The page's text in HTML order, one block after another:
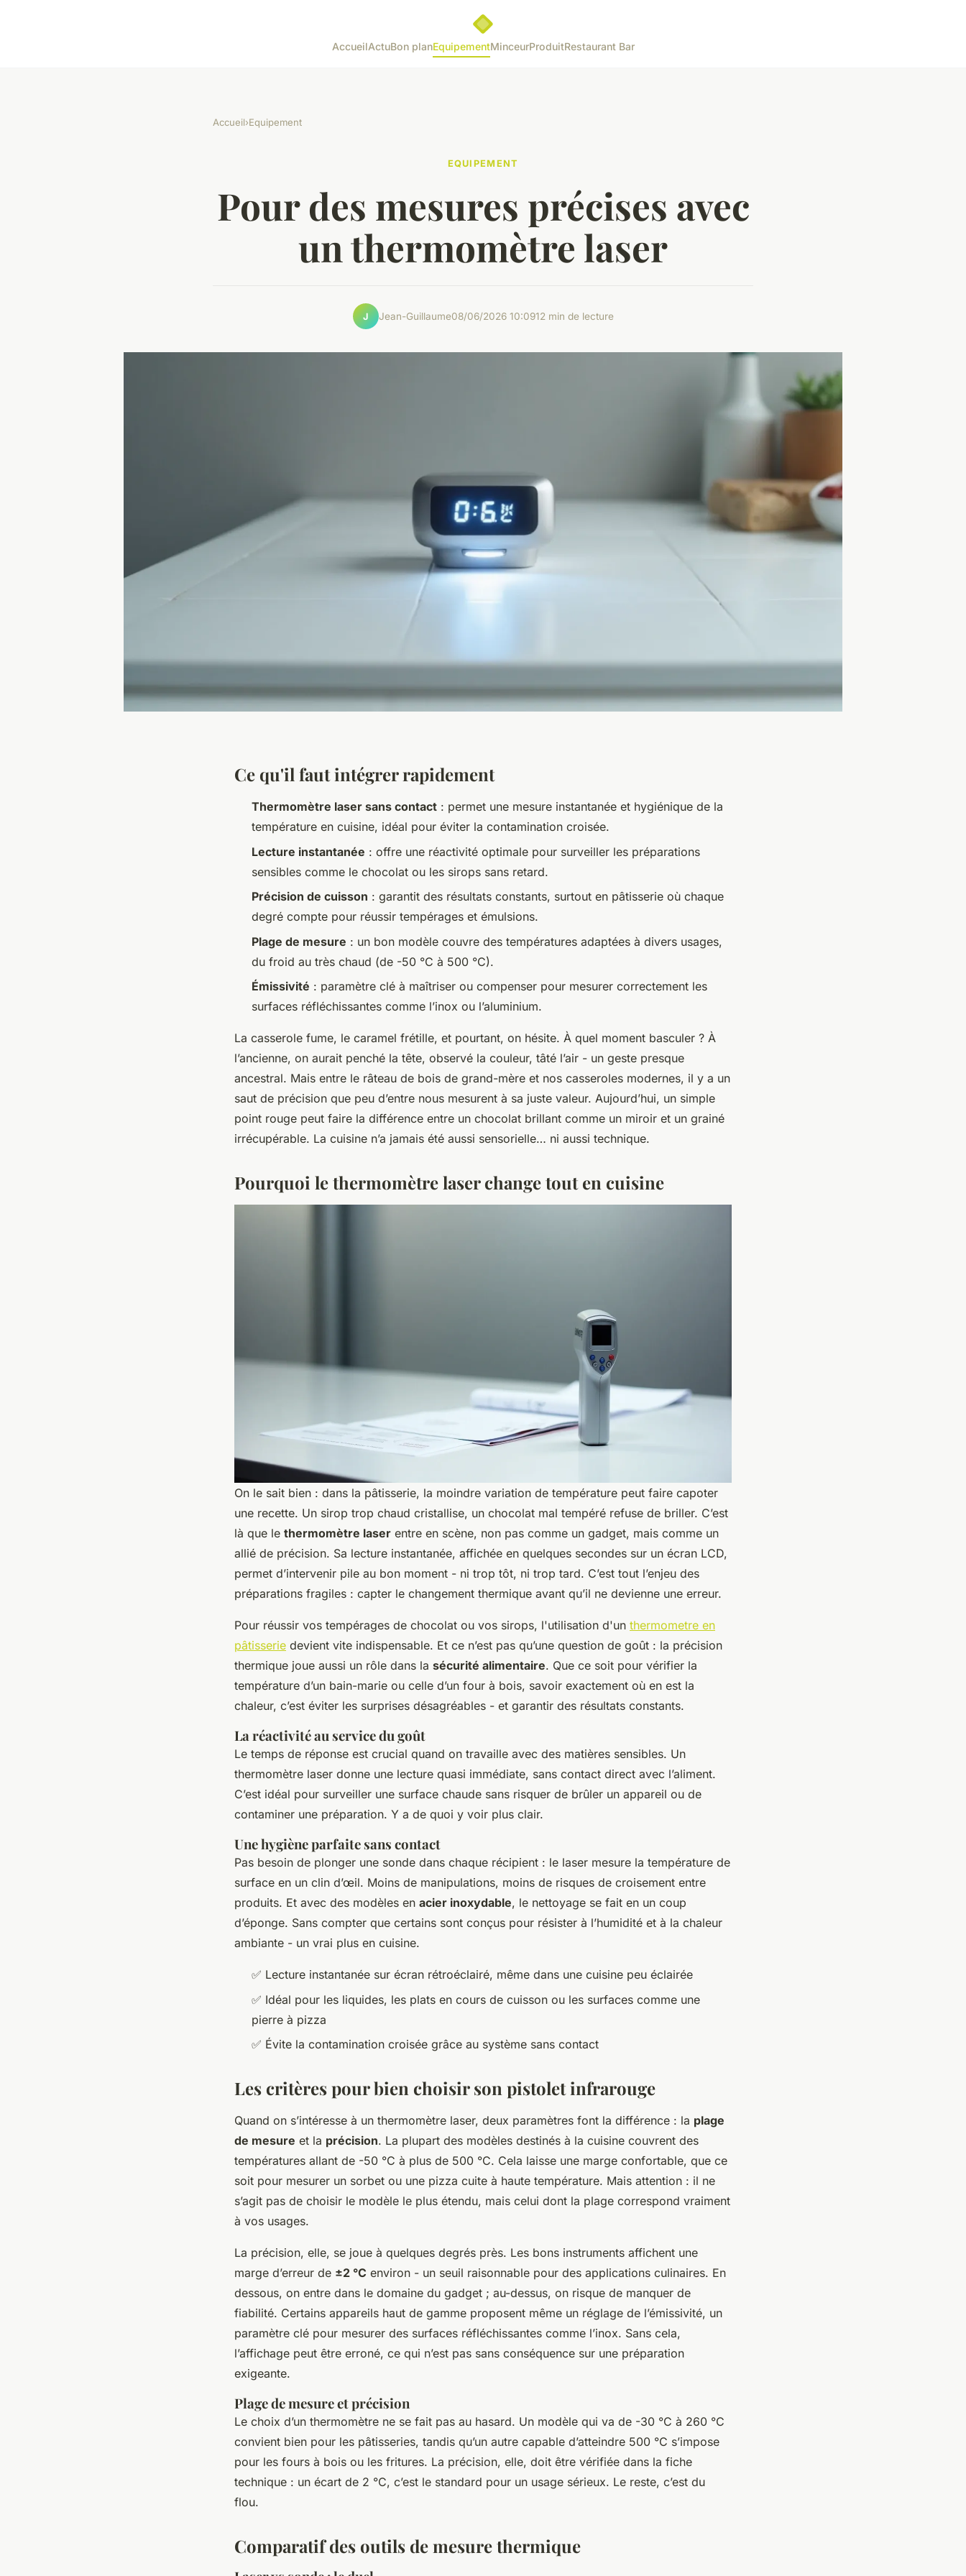
AccueilActuBon planEquipementMinceurProduitRestaurant Bar
Accueil›Equipement
EQUIPEMENT
Pour des mesures précises avec
un thermomètre laser
J Jean-Guillaume08/06/2026 10:0912 min de lecture
Ce qu'il faut intégrer rapidement
Thermomètre laser sans contact : permet une mesure instantanée et hygiénique de la
température en cuisine, idéal pour éviter la contamination croisée.
Lecture instantanée : offre une réactivité optimale pour surveiller les préparations
sensibles comme le chocolat ou les sirops sans retard.
Précision de cuisson : garantit des résultats constants, surtout en pâtisserie où chaque
degré compte pour réussir tempérages et émulsions.
Plage de mesure : un bon modèle couvre des températures adaptées à divers usages,
du froid au très chaud (de -50 °C à 500 °C).
Émissivité : paramètre clé à maîtriser ou compenser pour mesurer correctement les
surfaces réfléchissantes comme l’inox ou l’aluminium.
La casserole fume, le caramel frétille, et pourtant, on hésite. À quel moment basculer ? À
l’ancienne, on aurait penché la tête, observé la couleur, tâté l’air - un geste presque
ancestral. Mais entre le râteau de bois de grand-mère et nos casseroles modernes, il y a un
saut de précision que peu d’entre nous mesurent à sa juste valeur. Aujourd’hui, un simple
point rouge peut faire la différence entre un chocolat brillant comme un miroir et un grainé
irrécupérable. La cuisine n’a jamais été aussi sensorielle… ni aussi technique.
Pourquoi le thermomètre laser change tout en cuisine
On le sait bien : dans la pâtisserie, la moindre variation de température peut faire capoter
une recette. Un sirop trop chaud cristallise, un chocolat mal tempéré refuse de briller. C’est
là que le thermomètre laser entre en scène, non pas comme un gadget, mais comme un
allié de précision. Sa lecture instantanée, affichée en quelques secondes sur un écran LCD,
permet d’intervenir pile au bon moment - ni trop tôt, ni trop tard. C’est tout l’enjeu des
préparations fragiles : capter le changement thermique avant qu’il ne devienne une erreur.
Pour réussir vos tempérages de chocolat ou vos sirops, l'utilisation d'un thermometre en
pâtisserie devient vite indispensable. Et ce n’est pas qu’une question de goût : la précision
thermique joue aussi un rôle dans la sécurité alimentaire. Que ce soit pour vérifier la
température d’un bain-marie ou celle d’un four à bois, savoir exactement où en est la
chaleur, c’est éviter les surprises désagréables - et garantir des résultats constants.
La réactivité au service du goût
Le temps de réponse est crucial quand on travaille avec des matières sensibles. Un
thermomètre laser donne une lecture quasi immédiate, sans contact direct avec l’aliment.
C’est idéal pour surveiller une surface chaude sans risquer de brûler un appareil ou de
contaminer une préparation. Y a de quoi y voir plus clair.
Une hygiène parfaite sans contact
Pas besoin de plonger une sonde dans chaque récipient : le laser mesure la température de
surface en un clin d’œil. Moins de manipulations, moins de risques de croisement entre
produits. Et avec des modèles en acier inoxydable, le nettoyage se fait en un coup
d’éponge. Sans compter que certains sont conçus pour résister à l’humidité et à la chaleur
ambiante - un vrai plus en cuisine.
✅ Lecture instantanée sur écran rétroéclairé, même dans une cuisine peu éclairée
✅ Idéal pour les liquides, les plats en cours de cuisson ou les surfaces comme une
pierre à pizza
✅ Évite la contamination croisée grâce au système sans contact
Les critères pour bien choisir son pistolet infrarouge
Quand on s’intéresse à un thermomètre laser, deux paramètres font la différence : la plage
de mesure et la précision. La plupart des modèles destinés à la cuisine couvrent des
températures allant de -50 °C à plus de 500 °C. Cela laisse une marge confortable, que ce
soit pour mesurer un sorbet ou une pizza cuite à haute température. Mais attention : il ne
s’agit pas de choisir le modèle le plus étendu, mais celui dont la plage correspond vraiment
à vos usages.
La précision, elle, se joue à quelques degrés près. Les bons instruments affichent une
marge d’erreur de ±2 °C environ - un seuil raisonnable pour des applications culinaires. En
dessous, on entre dans le domaine du gadget ; au-dessus, on risque de manquer de
fiabilité. Certains appareils haut de gamme proposent même un réglage de l’émissivité, un
paramètre clé pour mesurer des surfaces réfléchissantes comme l’inox. Sans cela,
l’affichage peut être erroné, ce qui n’est pas sans conséquence sur une préparation
exigeante.
Plage de mesure et précision
Le choix d’un thermomètre ne se fait pas au hasard. Un modèle qui va de -30 °C à 260 °C
convient bien pour les pâtisseries, tandis qu’un autre capable d’atteindre 500 °C s’impose
pour les fours à bois ou les fritures. La précision, elle, doit être vérifiée dans la fiche
technique : un écart de 2 °C, c’est le standard pour un usage sérieux. Le reste, c’est du
flou.
Comparatif des outils de mesure thermique